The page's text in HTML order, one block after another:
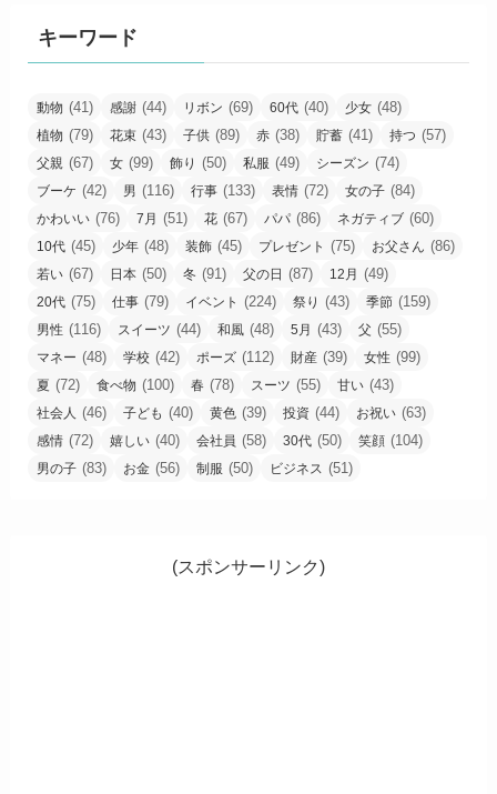
キーワード
動物 (41) 感謝 (44) リボン (69) 60代 (40) 少女 (48)
植物 (79) 花束 (43) 子供 (89) 赤 (38) 貯蓄 (41) 持つ (57)
父親 (67) 女 (99) 飾り (50) 私服 (49) シーズン (74)
ブーケ (42) 男 (116) 行事 (133) 表情 (72) 女の子 (84)
かわいい (76) 7月 (51) 花 (67) パパ (86) ネガティブ (60)
10代 (45) 少年 (48) 装飾 (45) プレゼント (75) お父さん (86)
若い (67) 日本 (50) 冬 (91) 父の日 (87) 12月 (49)
20代 (75) 仕事 (79) イベント (224) 祭り (43) 季節 (159)
男性 (116) スイーツ (44) 和風 (48) 5月 (43) 父 (55)
マネー (48) 学校 (42) ポーズ (112) 財産 (39) 女性 (99)
夏 (72) 食べ物 (100) 春 (78) スーツ (55) 甘い (43)
社会人 (46) 子ども (40) 黄色 (39) 投資 (44) お祝い (63)
感情 (72) 嬉しい (40) 会社員 (58) 30代 (50) 笑顔 (104)
男の子 (83) お金 (56) 制服 (50) ビジネス (51)
(スポンサーリンク)